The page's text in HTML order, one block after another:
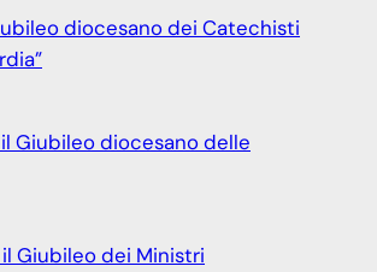
diocesano dei Catechisti
Giubileo diocesano delle
Giubileo dei Ministri